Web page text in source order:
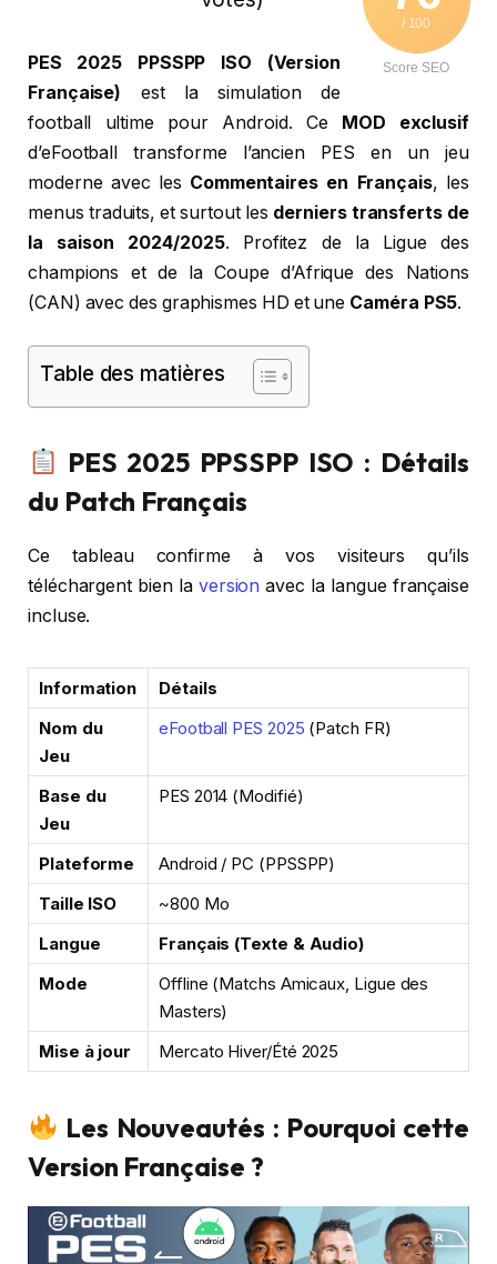
/ 100
Score SEO
PES 2025 PPSSPP ISO (Version
Française) est la simulation de
football ultime pour Android. Ce MOD exclusif
d’eFootball transforme l’ancien PES en un jeu
moderne avec les Commentaires en Français, les
menus traduits, et surtout les derniers transferts de
la saison 2024/2025. Profitez de la Ligue des
champions et de la Coupe d’Afrique des Nations
(CAN) avec des graphismes HD et une Caméra PS5.
Table des matières
PES 2025 PPSSPP ISO : Détails
du Patch Français
Ce tableau confirme à vos visiteurs qu’ils
téléchargent bien la version avec la langue française
incluse.
Information
Détails
Nom du
Jeu
eFootball PES 2025 (Patch FR)
Base du
Jeu
PES 2014 (Modifié)
Plateforme
Android / PC (PPSSPP)
Taille ISO
~800 Mo
Langue
Français (Texte & Audio)
Mode
Offline (Matchs Amicaux, Ligue des
Masters)
Mise à jour
Mercato Hiver/Été 2025
Les Nouveautés : Pourquoi cette
Version Française ?